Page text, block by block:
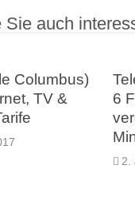
Sie auch
Columbus)
TV &
6
2.